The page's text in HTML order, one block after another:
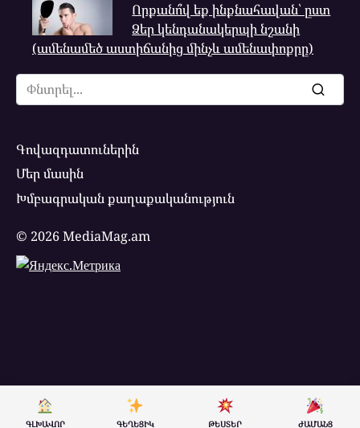
Որքանո՞վ եք ինքնահավան՝ ըստ
Ձեր կենդանակերպի նշանի
(ամենամեծ աստիճանից մինչև ամենափոքրը)
Search
for:
Գովազդատուներին
Մեր մասին
Խմբագրական քաղաքականություն
© 2026 MediaMag.am
ԳԼԽԱՎՈՐ ԳԵՂԵՑԻԿ ԹԵՍՏԵՐ ԺԱՄԱՆՑ